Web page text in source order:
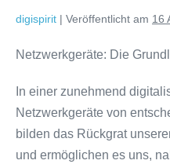
digispirit | Veröffentlicht am 16
Netzwerkgeräte: Die
In einer zunehmend
Netzwerkgeräte von
bilden das Rückgrat
und ermöglichen es uns,